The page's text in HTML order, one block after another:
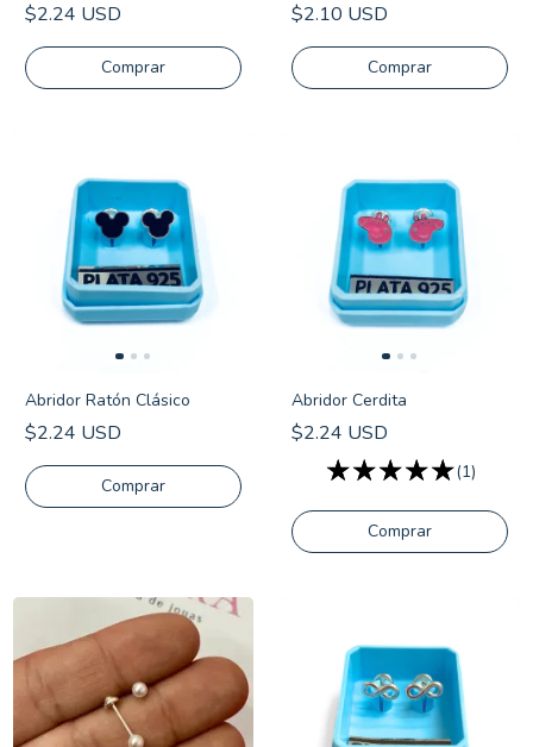
$2.24 USD $2.10 USD
Comprar
Abridor Ratón Clásico
$2.24 USD
Comprar
Abridor Cerdita
$2.24 USD
(1)